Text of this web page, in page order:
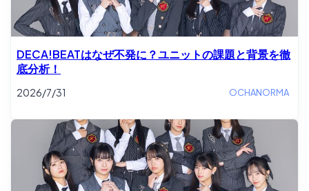
DECA!BEATはなぜ不発に？ユニットの課題と背景を徹
底分析！
2026/7/31 OCHANORMA